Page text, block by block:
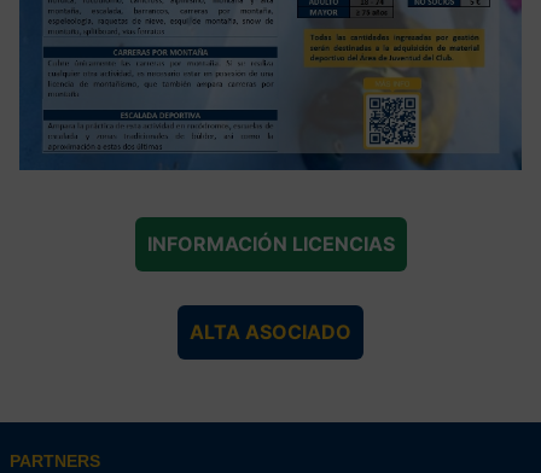
INFORMACIÓN LICENCIAS
ALTA ASOCIADO
PARTNERS